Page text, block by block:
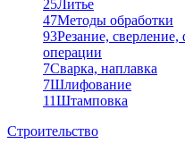
25Литье
47Методы обработки
93Резание,
операции
7Сварка, наплавка
7Шлифование
11Штамповка
Строительство